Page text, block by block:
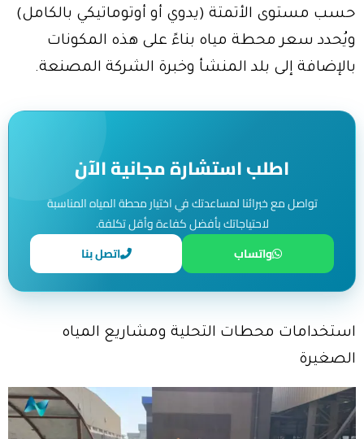
حسب مستوى الأتمتة (يدوي أو أوتوماتيكي بالكامل)
ويُحدد سعر محطة مياه بناءً على هذه المكونات
بالإضافة إلى بلد المنشأ وخبرة الشركة المصنعة.
اطلب استشارة مجانية الآن
تواصل مع خبرائنا لمساعدتك في اختيار محطة المياه المناسبة
لاحتياجاتك بأفضل كفاءة وأقل تكلفة.
واتساب
اتصل بنا
استخدامات محطات التحلية ومشاريع المياه
الصغيرة